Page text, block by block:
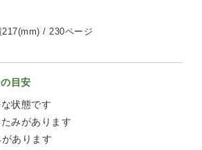
/ 230ページ
目安
状態です
みがあります
あります